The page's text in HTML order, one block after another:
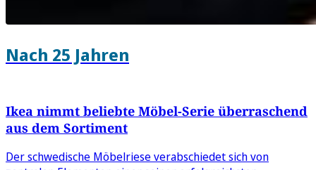
Nach 25 Jahren
Ikea nimmt beliebte Möbel-Serie überraschend
aus dem Sortiment
Der schwedische Möbelriese verabschiedet sich von